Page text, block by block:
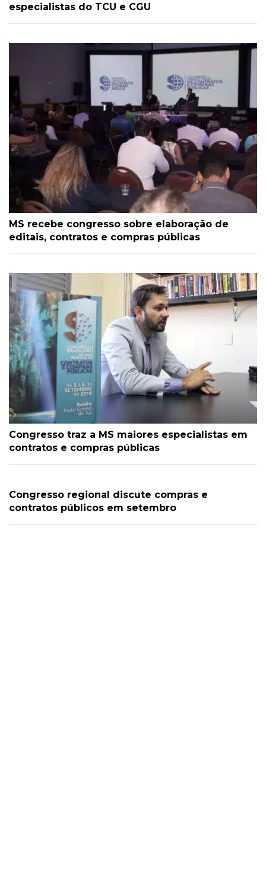
especialistas do TCU e CGU
MS recebe congresso sobre elaboração de
editais, contratos e compras públicas
Congresso traz a MS maiores especialistas em
contratos e compras públicas
Congresso regional discute compras e
contratos públicos em setembro